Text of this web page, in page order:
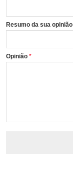
Resumo da sua opinião
Opinião